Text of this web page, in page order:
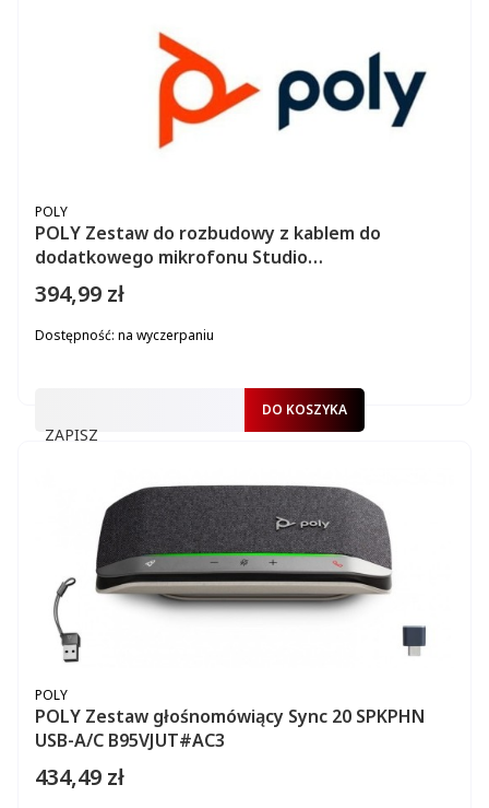
POLY Zestaw do rozbudowy z kablem do
dodatkowego mikrofonu Studio
X50/X52/X70/USB (875M4AA)
PRODUCENT
POLY
Cena
394,99 zł
Dostępność: na wyczerpaniu
ZAPISZ
DO KOSZYKA
POLY Zestaw głośnomówiący Sync 20 SPKPHN
USB-A/C B95VJUT#AC3
PRODUCENT
POLY
Cena
434,49 zł